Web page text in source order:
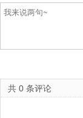
共 0 条评论